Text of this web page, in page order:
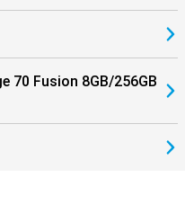
Fusion 8GB/256GB